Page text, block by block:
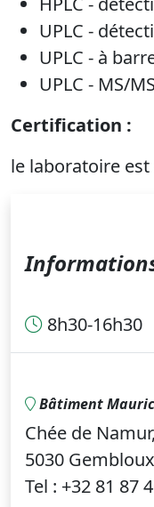
UPLC -
UPLC - à
UPLC - MS/MS
Certification :
le laboratoire est
8h30-16h30
Bâtiment
Chée de
5030
Tel : +32 81 87